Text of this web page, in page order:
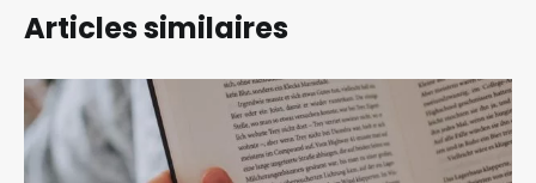
Articles similaires